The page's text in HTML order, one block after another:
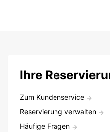
Ihre
Zum Kundenservice
Reservierung verwalten
Häufige Fragen